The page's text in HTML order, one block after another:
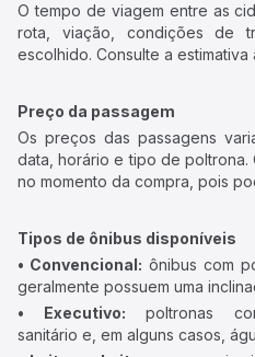
O tempo de viagem entre as
rota, viação, condições de
escolhido. Consulte a
Preço da passagem
Os preços das passagens
data, horário e tipo de poltrona.
no momento da compra, pois
Tipos de ônibus disponíveis
• Convencional: ônibus com
geralmente possuem uma
• Executivo: poltronas
sanitário e, em alguns casos,